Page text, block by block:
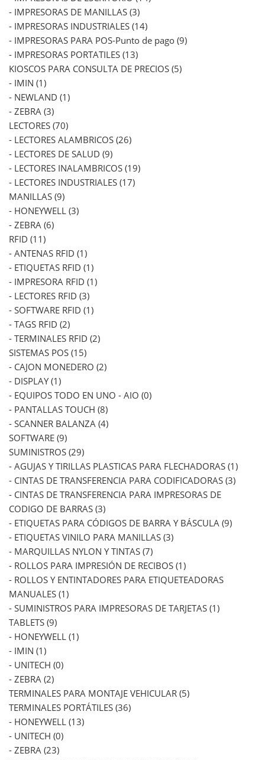
- IMPRESORAS DE MANILLAS (3)
- IMPRESORAS INDUSTRIALES (14)
- IMPRESORAS PARA POS-Punto de pago (9)
- IMPRESORAS PORTATILES (13)
KIOSCOS PARA CONSULTA DE PRECIOS (5)
- IMIN (1)
- NEWLAND (1)
- ZEBRA (3)
LECTORES (70)
- LECTORES ALAMBRICOS (26)
- LECTORES DE SALUD (9)
- LECTORES INALAMBRICOS (19)
- LECTORES INDUSTRIALES (17)
MANILLAS (9)
- HONEYWELL (3)
- ZEBRA (6)
RFID (11)
- ANTENAS RFID (1)
- ETIQUETAS RFID (1)
- IMPRESORA RFID (1)
- LECTORES RFID (3)
- SOFTWARE RFID (1)
- TAGS RFID (2)
- TERMINALES RFID (2)
SISTEMAS POS (15)
- CAJON MONEDERO (2)
- DISPLAY (1)
- EQUIPOS TODO EN UNO - AIO (0)
- PANTALLAS TOUCH (8)
- SCANNER BALANZA (4)
SOFTWARE (9)
SUMINISTROS (29)
- AGUJAS Y TIRILLAS PLASTICAS PARA FLECHADORAS (1)
- CINTAS DE TRANSFERENCIA PARA CODIFICADORAS (3)
- CINTAS DE TRANSFERENCIA PARA IMPRESORAS DE
CODIGO DE BARRAS (3)
- ETIQUETAS PARA CÓDIGOS DE BARRA Y BÁSCULA (9)
- ETIQUETAS VINILO PARA MANILLAS (3)
- MARQUILLAS NYLON Y TINTAS (7)
- ROLLOS PARA IMPRESIÓN DE RECIBOS (1)
- ROLLOS Y ENTINTADORES PARA ETIQUETEADORAS
MANUALES (1)
- SUMINISTROS PARA IMPRESORAS DE TARJETAS (1)
TABLETS (9)
- HONEYWELL (1)
- IMIN (1)
- UNITECH (0)
- ZEBRA (2)
TERMINALES PARA MONTAJE VEHICULAR (5)
TERMINALES PORTÁTILES (36)
- HONEYWELL (13)
- UNITECH (0)
- ZEBRA (23)